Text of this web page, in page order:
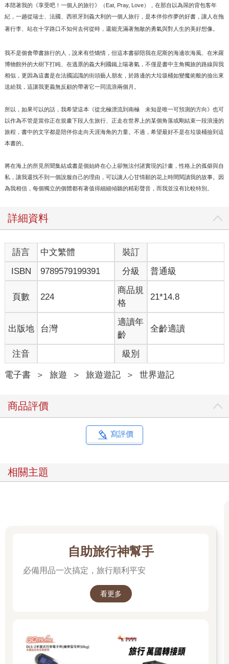
本陪著我的《享受吧！一個人的旅行》（ Eat, Pray, Love），在那自以為屌的背包客年
紀，一趟從瑞士、法國、西班牙到義大利的一個人旅行，是本伴你作夢的好書，讓人在拖
著行李、站在十字路口不知何去何從時，還能充滿著無敵的勇氣與對人生的美好想像。
我不是個會帶書旅行的人，說來有些矯情，但這本書卻陪我在尼斯的海邊吹海風、在米羅
博物館外的大樹下打盹、在逃票的義大利國鐵上喘著氣，不僅是書中主角獨旅的路線與我
相似，更因為這書是在法國認識的街頭藝人朋友，於路邊的大垃圾桶如變魔術般的撿出來
送給我，這讓我更義無反顧的帶著它一同流浪兩個月。
所以，如果可以的話，我希望這本《從北極漂流到南極 未知是唯一可預測的方向》也可
以作為不管是當你正在規畫下段人生旅行、正走在世界上的某個角落或剛結束一段浪漫的
旅程，書中的文字都是陪伴你走向天涯海角的力量。不過，希望最好不是在垃圾桶撿到這
本書的。
將在海上的所見所聞集結成書是個始終在心上卻無法付諸實現的計畫，性格上的孤僻與自
私，讓我還找不到一個說服自己的理由，可以讓人心甘情願的花上時間閱讀我的故事。因
為我相信，每個獨立的個體都有著值得細細傾聽的精彩聲音，而我並沒有比較特別。
詳細資料
語言 中文繁體
裝訂
ISBN
9789579199391 分級 普通級
頁數 224
商品規
格
21*14.8
出版地 台灣
適讀年
齡
全齡適讀
注音 級別
電子書 ＞ 旅遊 ＞ 旅遊遊記 ＞ 世界遊記
商品評價
寫評價
相關主題
自助旅行神幫手
必備用品一次搞定，旅行順利平安
看更多